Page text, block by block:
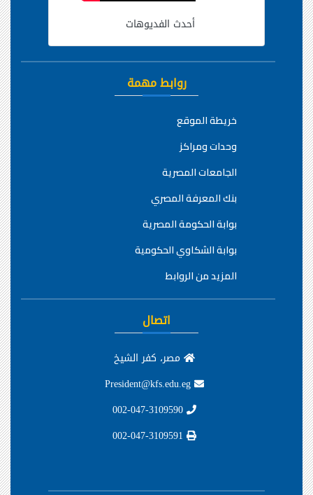
أحدث الفديوهات
روابط مهمة
خريطة الموقع
وحدات ومراكز
الجامعات المصرية
بنك المعرفة المصري
بوابة الحكومة المصرية
بوابة الشكاوي الحكومية
المزيد من الروابط
اتصال
مصر، كفر الشيخ